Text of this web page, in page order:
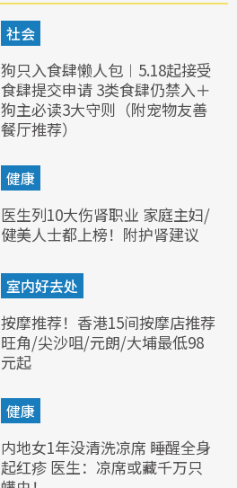
社会
狗只入食肆懒人包︱5.18起接受
食肆提交申请 3类食肆仍禁入＋
狗主必读3大守则（附宠物友善
餐厅推荐）
健康
医生列10大伤肾职业 家庭主妇/
健美人士都上榜！附护肾建议
室内好去处
按摩推荐！香港15间按摩店推荐
旺角/尖沙咀/元朗/大埔最低98
元起
健康
内地女1年没清洗凉席 睡醒全身
起红疹 医生：凉席或藏千万只